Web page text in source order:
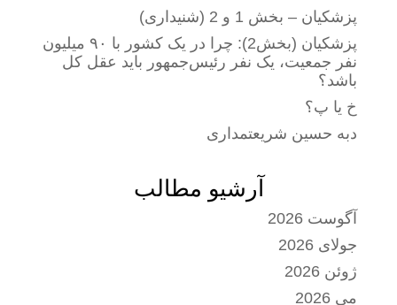
پزشکیان – بخش 1 و 2 (شنیداری)
پزشکیان (بخش2): چرا در یک کشور با ۹۰ میلیون
نفر جمعیت، یک نفر رئیس‌جمهور باید عقل کل
باشد؟
خ یا پ؟
دبه حسین شریعتمداری
آرشیو مطالب
آگوست 2026
جولای 2026
ژوئن 2026
می 2026